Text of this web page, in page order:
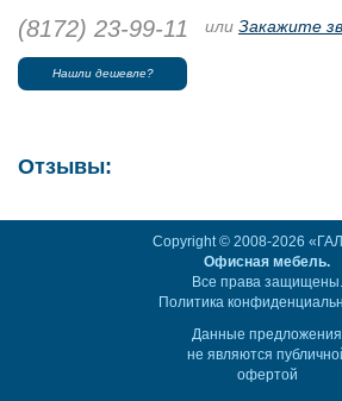
(8172) 23-99-11 или Закажите
Нашли дешевле?
Отзывы:
Copyright © 2008-2026
Офисная мебель.
Все права защищены.
Политика
Данные предложения
не являются
офертой